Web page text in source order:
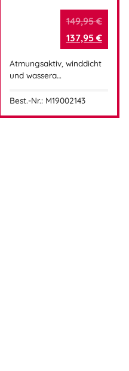
149,95€
137,95 €
Atmungsaktiv, winddicht
und wassera…
Best.-Nr.: M19002143